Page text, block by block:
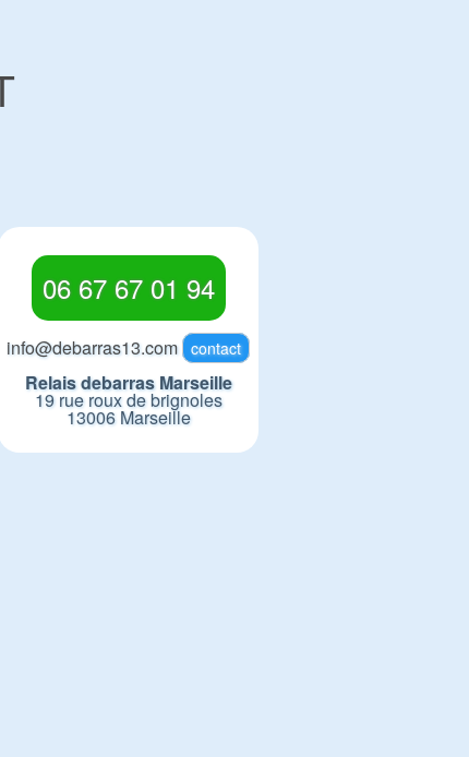
06 67 67 01 94
info@debarras13.com contact
Relais debarras Marseille
19 rue roux de brignoles
13006 Marseille